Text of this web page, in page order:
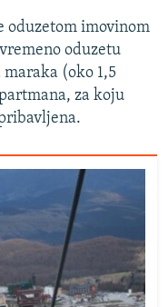
oduzetom imovinom
oduzetu
(oko 1,5
za koju